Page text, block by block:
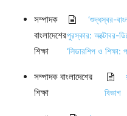
সম্পাদক
বাংলাদেশের
শিক্ষা
‘শুদ্ধস্বর-
পুরস্কার: অক্টোবর-
‘লিডারশিপ ও শিক্ষা:
সম্পাদক বাংলাদেশের
শিক্ষা
বিভাগ